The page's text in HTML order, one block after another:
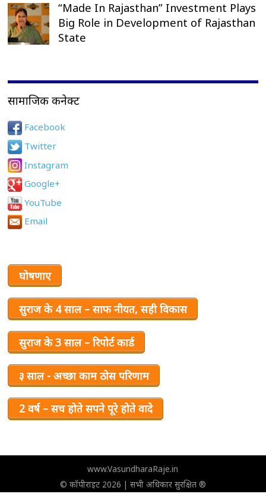
“Made In Rajasthan” Investment Plays
Big Role in Development of Rajasthan
State
सामाजिक कनेक्ट
Facebook
Twitter
Instagram
Google+
YouTube
Email
घोषणाए
सुराज के 4 साल – साफ नीयत, सही विकास
सुराज के 3 साल – रिपोर्ट कार्ड
३ साल - अच्छा काम ठोस परिणाम
2 वर्ष – सच होते सपने पूरे होते वादे
www.VasundharaRaje.in
© कॉपीराइट 2026 | सभी अधिकार सुरक्षित ®